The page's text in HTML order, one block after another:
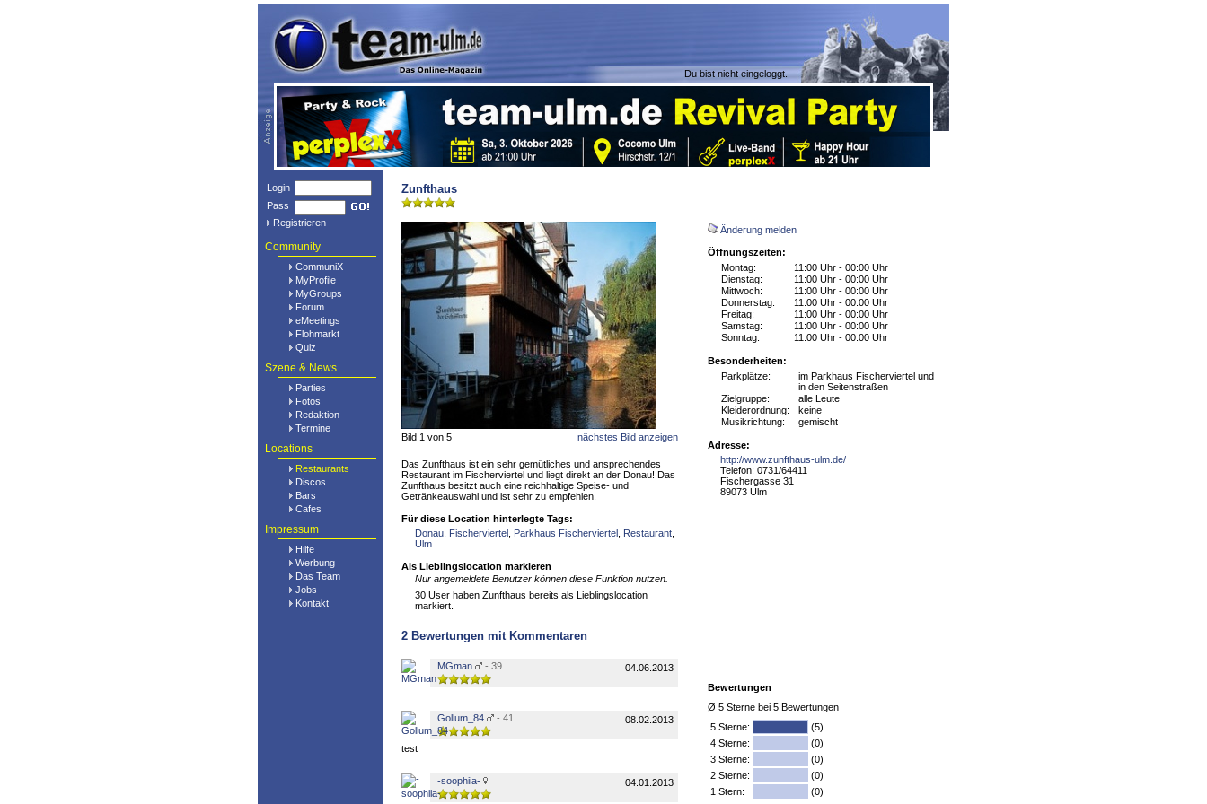
Du bist nicht eingeloggt.
Login
Pass
Registrieren
Community
CommuniX
MyProfile
MyGroups
Forum
eMeetings
Flohmarkt
Quiz
Szene & News
Parties
Fotos
Redaktion
Termine
Locations
Restaurants
Discos
Bars
Cafes
Impressum
Hilfe
Werbung
Das Team
Jobs
Kontakt
Zunfthaus
Änderung melden
Öffnungszeiten:
Montag:
11:00 Uhr - 00:00 Uhr
Dienstag:
11:00 Uhr - 00:00 Uhr
Mittwoch:
11:00 Uhr - 00:00 Uhr
Donnerstag:
11:00 Uhr - 00:00 Uhr
Freitag:
11:00 Uhr - 00:00 Uhr
Samstag:
11:00 Uhr - 00:00 Uhr
Sonntag:
11:00 Uhr - 00:00 Uhr
Besonderheiten:
Parkplätze:
im Parkhaus Fischerviertel und
in den Seitenstraßen
Zielgruppe:
alle Leute
Kleiderordnung: keine
Musikrichtung:
gemischt
Adresse:
http://www.zunfthaus-ulm.de/
Telefon: 0731/64411
Fischergasse 31
89073 Ulm
Bewertungen
Ø 5 Sterne bei 5 Bewertungen
5 Sterne:
(5)
4 Sterne:
(0)
3 Sterne:
(0)
2 Sterne:
(0)
1 Stern:
(0)
Bild 1 von 5 nächstes Bild anzeigen
Das Zunfthaus ist ein sehr gemütliches und ansprechendes
Restaurant im Fischerviertel und liegt direkt an der Donau! Das
Zunfthaus besitzt auch eine reichhaltige Speise- und
Getränkeauswahl und ist sehr zu empfehlen.
Für diese Location hinterlegte Tags:
Donau Fischerviertel Parkhaus Fischerviertel Restaurant
Ulm
Als Lieblingslocation markieren
Nur angemeldete Benutzer können diese Funktion nutzen.
30 User haben Zunfthaus bereits als Lieblingslocation
markiert.
2 Bewertungen mit Kommentaren
MGman - 39 04.06.2013
Gollum_84 - 41 08.02.2013
test
-soophiia- 04.01.2013